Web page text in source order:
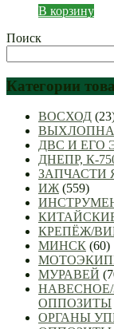
В корзину
Поиск
Категории
ВОСХОД
ДВС И ЕГО
ДНЕПР, К-
ЗАПЧАСТИ
ИЖ (559)
КРЕПЁЖ/
МИНСК (60)
МУРАВЕЙ
ОППОЗИТЫ
ОРГАНЫ